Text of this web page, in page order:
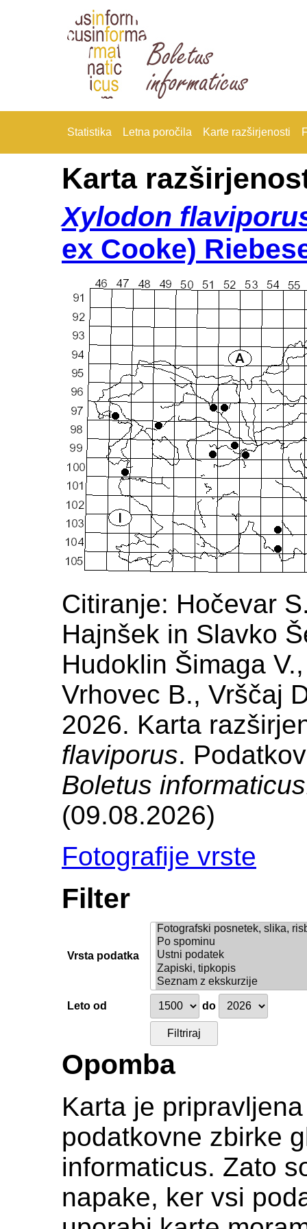
Statistika Letna poročila Karte razširjenosti
Karta
Xylodon
ex Cooke)
Citiranje: Hočevar
Hajnšek in Slavko
Hudoklin Šimaga
Vrhovec B., Vrščaj
2026. Karta
flaviporus.
Boletus
(09.08.2026)
Fotografije vrste
Filter
Vrsta podatka
Leto od do
Opomba
Karta je
podatkovne zbirke
informaticus. Zato
napake, ker vsi